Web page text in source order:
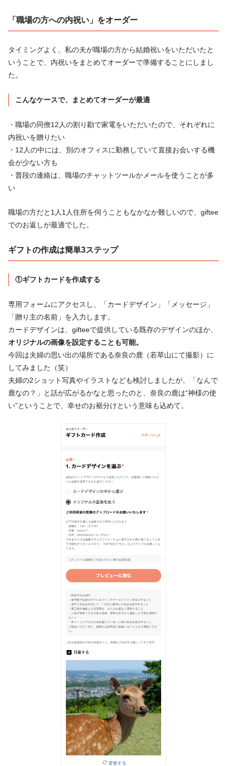
「職場の方への内祝い」をオーダー
タイミングよく、私の夫が職場の方から結婚祝いをいただいたと
いうことで、内祝いをまとめてオーダーで準備することにしまし
た。
こんなケースで、まとめてオーダーが最適
・職場の同僚12人の割り勘で家電をいただいたので、それぞれに
内祝いを贈りたい
・12人の中には、別のオフィスに勤務していて直接お会いする機
会が少ない方も
・普段の連絡は、職場のチャットツールかメールを使うことが多
い
職場の方だと1人1人住所を伺うこともなかなか難しいので、giftee
でのお返しが最適でした。
ギフトの作成は簡単3ステップ
①ギフトカードを作成する
専用フォームにアクセスし、「カードデザイン」「メッセージ」
「贈り主の名前」を入力します。
カードデザインは、gifteeで提供している既存のデザインのほか、
オリジナルの画像を設定することも可能。
今回は夫婦の思い出の場所である奈良の鹿（若草山にて撮影）に
してみました（笑）
夫婦の2ショット写真やイラストなども検討しましたが、「なんで
鹿なの？」と話が広がるかなと思ったのと、奈良の鹿は“神様の使
い”ということで、幸せのお裾分けという意味も込めて。